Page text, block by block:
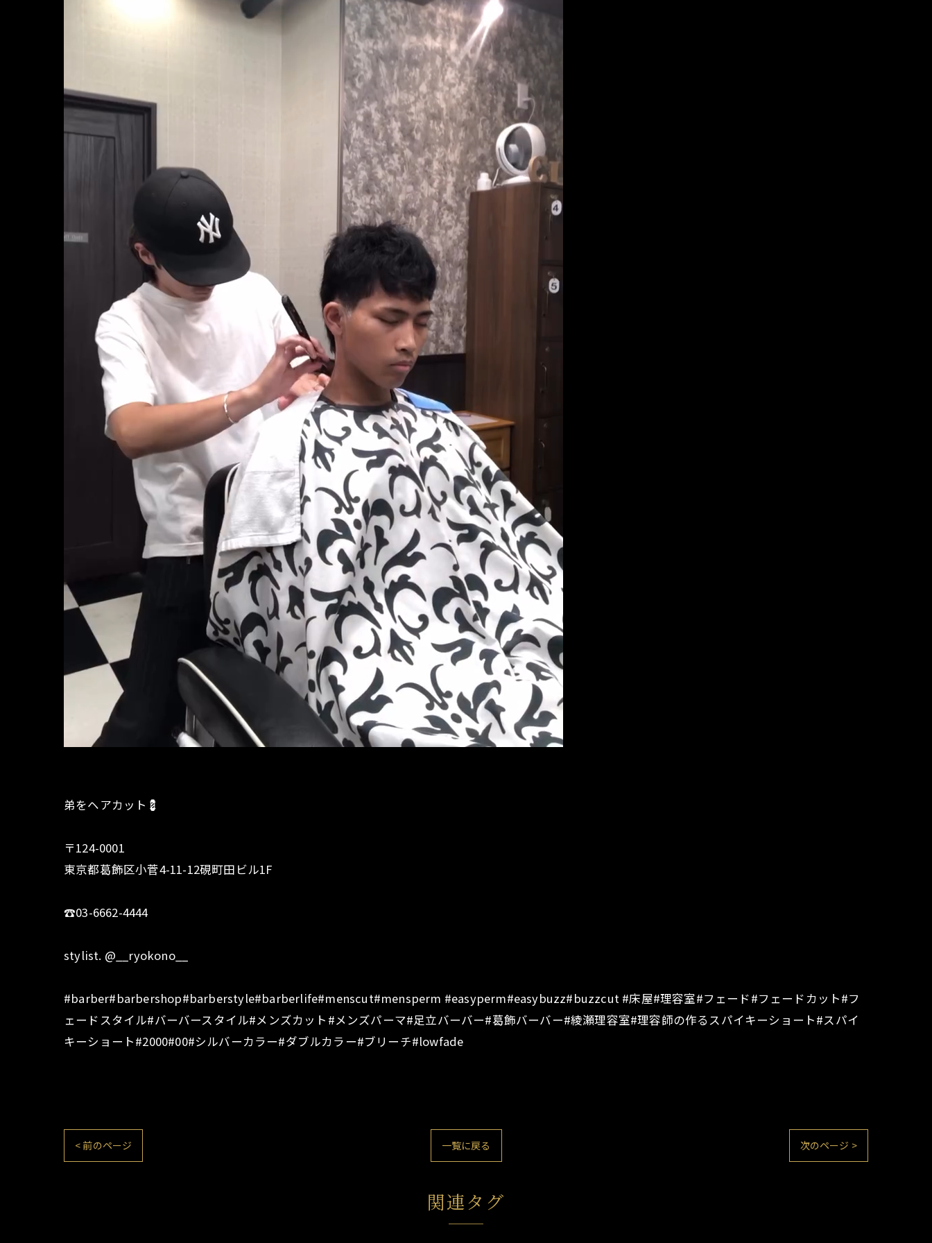
弟をヘアカット💈
〒124-0001
東京都葛飾区小菅4-11-12硯町田ビル1F
☎︎03-6662-4444
stylist. @__ryokono__
#barber#barbershop#barberstyle#barberlife#menscut#mensperm #easyperm#easybuzz#buzzcut #床屋#理容室#フェード#フェードカット#フ
ェードスタイル#バーバースタイル#メンズカット#メンズパーマ#足立バーバー#葛飾バーバー#綾瀬理容室#理容師の作るスパイキーショート#スパイ
キーショート#2000#00#シルバーカラー#ダブルカラー#ブリーチ#lowfade
< 前のページ 一覧に戻る 次のページ >
関連タグ